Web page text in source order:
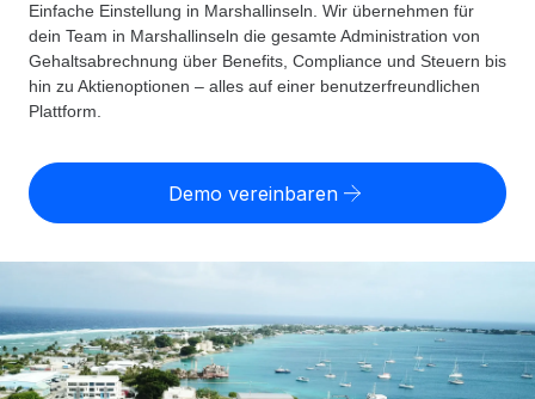
Employer of Record
Weltweites Wachstum ohne Kosten für Niederlassungen
Contractor of Record
Contractor Management
Globales Onboarding und Verwalten von
Auslagern von komplexen HR-Aufgaben
Country Explorer
Länderspezifische Unterstützung bei der Einstellung
Explorer für US-Bundesstaaten
Vergleiche mit unseren Mitbewerbern
Startups
Agile HR- und Payroll-Lösungen für wachsende
Unternehmen
TOOLS UND RECHNER
Scheinselbstständigkeitsrisiko berechnen
Länderspezifische Einschätzung des
Personalkostenrechner
Informationen zu möglichen Währungen und
Abwicklungsfristen für globale Freelancer:innen
Preise
English
Nederlands
Français
Deutsch
Einfache Einstellung in Marshallinseln. Wir übernehmen für
dein Team in Marshallinseln die gesamte Administration von
Gehaltsabrechnung über Benefits, Compliance und Steuern bis
hin zu Aktienoptionen – alles auf einer benutzerfreundlichen
Plattform.
Demo vereinbaren